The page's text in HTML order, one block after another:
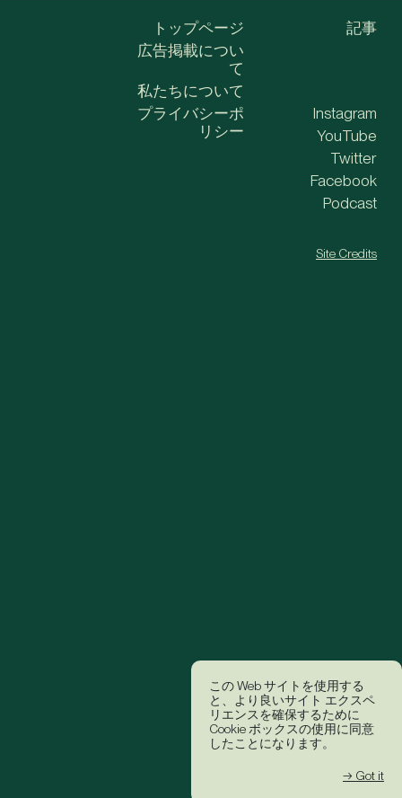
この Web サイトを使用する
と、より良いサイト エクスペ
リエンスを確保するために
Cookie ボックスの使用に同意
したことになります。
→ Got it
トップページ
広告掲載につい
て
私たちについて
記事
プライバシーポ
リシー
Instagram
YouTube
Twitter
Facebook
Podcast
Site Credits